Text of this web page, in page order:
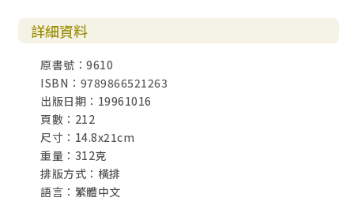
詳細資料
原書號：9610
ISBN：9789866521263
出版日期：19961016
頁數：212
尺寸：14.8x21cm
重量：312克
排版方式：橫排
語言：繁體中文